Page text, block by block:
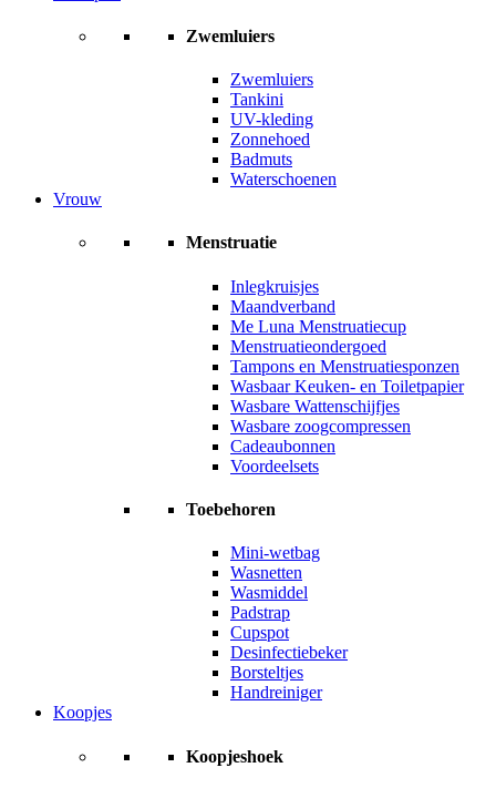
Zwemluiers
Zwemluiers
Tankini
UV-kleding
Zonnehoed
Badmuts
Waterschoenen
Vrouw
Menstruatie
Inlegkruisjes
Maandverband
Me Luna Menstruatiecup
Menstruatieondergoed
Tampons en Menstruatiesponzen
Wasbaar Keuken- en Toiletpapier
Wasbare Wattenschijfjes
Wasbare zoogcompressen
Cadeaubonnen
Voordeelsets
Toebehoren
Mini-wetbag
Wasnetten
Wasmiddel
Padstrap
Cupspot
Desinfectiebeker
Borsteltjes
Handreiniger
Koopjes
Koopjeshoek